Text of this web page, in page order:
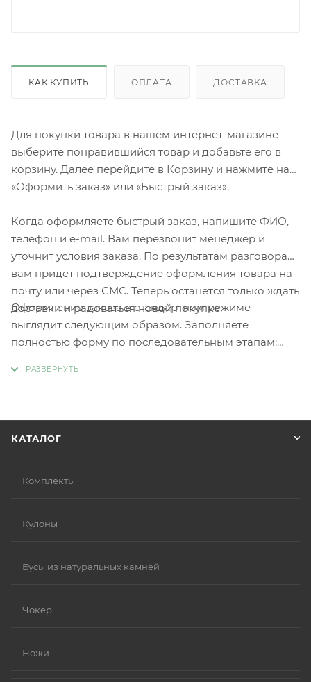
КАК КУПИТЬ ОПЛАТА ДОСТАВКА
Для покупки товара в нашем интернет-магазине
выберите понравившийся товар и добавьте его в
корзину. Далее перейдите в Корзину и нажмите на
«Оформить заказ» или «Быстрый заказ».
Когда оформляете быстрый заказ, напишите ФИО,
телефон и e-mail. Вам перезвонит менеджер и
уточнит условия заказа. По результатам разговора
вам придет подтверждение оформления товара на
почту или через СМС. Теперь останется только ждать
доставки и радоваться новой покупке.
Оформление заказа в стандартном режиме
выглядит следующим образом. Заполняете
полностью форму по последовательным этапам:
КАТАЛОГ
Комплекты
Кулоны
Бусы из натуральных камней
Чокер
Ножи